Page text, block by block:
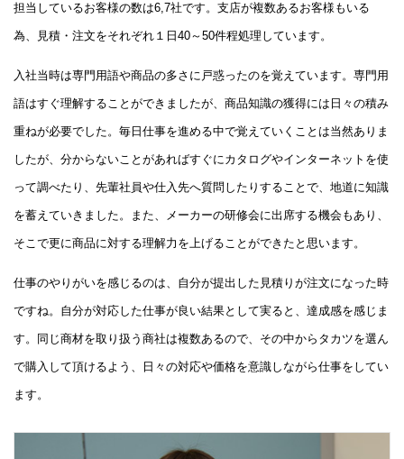
担当しているお客様の数は6,7社です。支店が複数あるお客様もいる
為、見積・注文をそれぞれ１日40～50件程処理しています。
入社当時は専門用語や商品の多さに戸惑ったのを覚えています。専門用
語はすぐ理解することができましたが、商品知識の獲得には日々の積み
重ねが必要でした。毎日仕事を進める中で覚えていくことは当然ありま
したが、分からないことがあればすぐにカタログやインターネットを使
って調べたり、先輩社員や仕入先へ質問したりすることで、地道に知識
を蓄えていきました。また、メーカーの研修会に出席する機会もあり、
そこで更に商品に対する理解力を上げることができたと思います。
仕事のやりがいを感じるのは、自分が提出した見積りが注文になった時
ですね。自分が対応した仕事が良い結果として実ると、達成感を感じま
す。同じ商材を取り扱う商社は複数あるので、その中からタカツを選ん
で購入して頂けるよう、日々の対応や価格を意識しながら仕事をしてい
ます。